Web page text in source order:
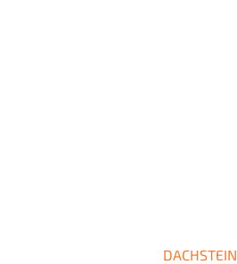
DACHSTEIN